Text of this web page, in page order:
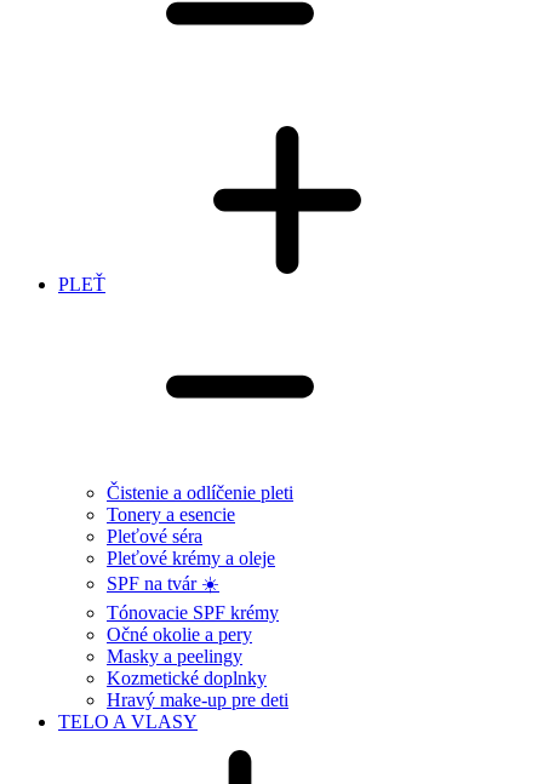
PLEŤ
Čistenie a odlíčenie pleti
Tonery a esencie
Pleťové séra
Pleťové krémy a oleje
SPF na tvár ☀️
Tónovacie SPF krémy
Očné okolie a pery
Masky a peelingy
Kozmetické doplnky
Hravý make-up pre deti
TELO A VLASY